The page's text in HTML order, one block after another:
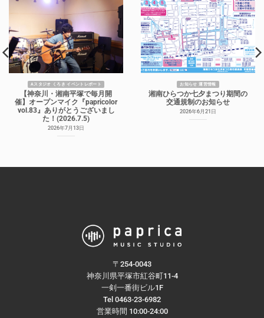
Aスタジオ くろき イベントレポート
【神奈川・湘南平塚で毎月開
催】オープンマイク『papricolor
vol.83』ありがとうございまし
た！(2026.7.5)
2026年7月13日
お知らせ 運営情報
湘南ひらつか七夕まつり期間の
交通規制のお知らせ
2026年6月21日
〒254-0043
神奈川県平塚市紅谷町11-4
一剣一番街ビル1F
Tel 0463-23-6982
営業時間 10:00-24:00